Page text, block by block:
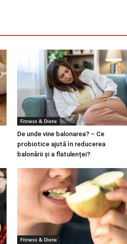
Fitness & Diete
De unde vine balonarea? – Ce
probiotice ajută în reducerea
balonării și a flatulenței?
Fitness & Diete